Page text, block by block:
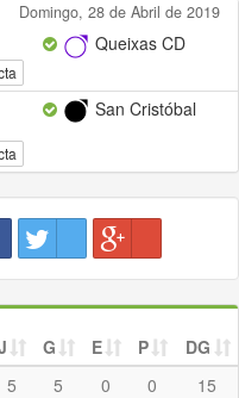
Domingo, 28 de Abril de 2019
Queixas CD
San Cristóbal
G E P
DG
5 5 0 0
15